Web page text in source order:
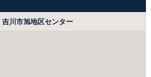
吉川市旭地区センター